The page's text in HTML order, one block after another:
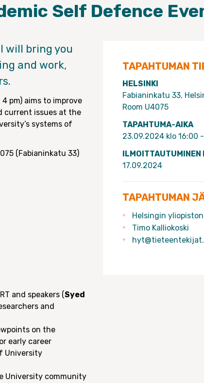
Self Defence
will bring you
and work,
pm) aims to improve
current issues at the
systems of
(Fabianinkatu 33)
and speakers (Syed
and
on the
early career
University
University community
TAPAHTUMAN
HELSINKI
Fabianinkatu 33,
Room U4075
TAPAHTUMA-AIKA
23.09.2024 klo 16:00
17.09.2024
TAPAHTUMAN
Helsingin
Timo Kalliokoski